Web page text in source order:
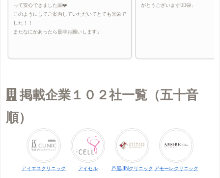
って安心できました🤗❤️
このようにしてご案内していただいてとても光栄で
した！！
またなにかあったら是非お願いします」
がとうございます🙇‍♀️😭」
掲載企業１０２社一覧（五十音
順）
アイエスクリニック アイセル 芦屋JINクリニック アモーレクリニック